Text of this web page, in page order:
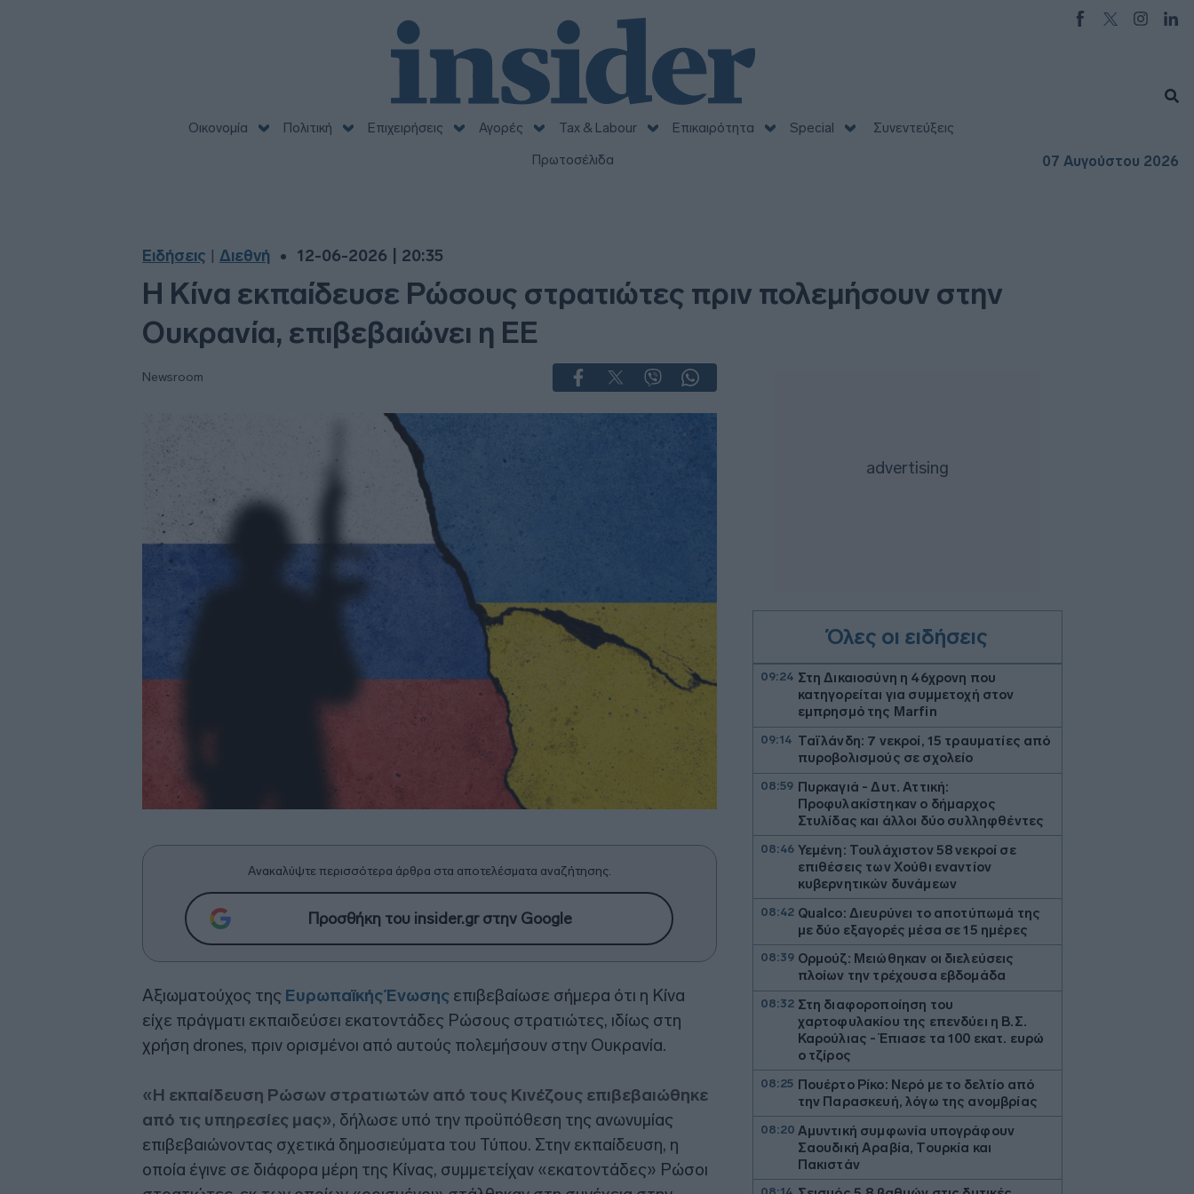
Οικονομία Πολιτική Επιχειρήσεις Αγορές Tax & Labour Επικαιρότητα Special
Συνεντεύξεις
Πρωτοσέλιδα
07 Αυγούστου 2026
Ειδήσεις Διεθνή 12-06-2026 | 20:35
Η Κίνα εκπαίδευσε Ρώσους στρατιώτες πριν πολεμήσουν στην
Ουκρανία, επιβεβαιώνει η ΕΕ
Newsroom
Ανακαλύψτε περισσότερα άρθρα στα αποτελέσματα αναζήτησης.
Προσθήκη του insider.gr στην Google
Αξιωματούχος της Ευρωπαϊκής Ένωσης επιβεβαίωσε σήμερα ότι η Κίνα
είχε πράγματι εκπαιδεύσει εκατοντάδες Ρώσους στρατιώτες, ιδίως στη
χρήση drones, πριν ορισμένοι από αυτούς πολεμήσουν στην Ουκρανία.
«Η εκπαίδευση Ρώσων στρατιωτών από τους Κινέζους επιβεβαιώθηκε
από τις υπηρεσίες μας», δήλωσε υπό την προϋπόθεση της ανωνυμίας
επιβεβαιώνοντας σχετικά δημοσιεύματα του Τύπου. Στην εκπαίδευση, η
οποία έγινε σε διάφορα μέρη της Κίνας, συμμετείχαν «εκατοντάδες» Ρώσοι
Όλες οι ειδήσεις
09:24 Στη Δικαιοσύνη η 46χρονη που
κατηγορείται για συμμετοχή στον
εμπρησμό της Marfin
09:14 Ταϊλάνδη: 7 νεκροί, 15 τραυματίες από
πυροβολισμούς σε σχολείο
08:59 Πυρκαγιά - Δυτ. Αττική:
Προφυλακίστηκαν ο δήμαρχος
Στυλίδας και άλλοι δύο συλληφθέντες
08:46 Υεμένη: Τουλάχιστον 58 νεκροί σε
επιθέσεις των Χούθι εναντίον
κυβερνητικών δυνάμεων
08:42 Qualco: Διευρύνει το αποτύπωμά της
με δύο εξαγορές μέσα σε 15 ημέρες
08:39 Ορμούζ: Μειώθηκαν οι διελεύσεις
πλοίων την τρέχουσα εβδομάδα
08:32 Στη διαφοροποίηση του
χαρτοφυλακίου της επενδύει η Β.Σ.
Καρούλιας - Έπιασε τα 100 εκατ. ευρώ
ο τζίρος
08:25 Πουέρτο Ρίκο: Νερό με το δελτίο από
την Παρασκευή, λόγω της ανομβρίας
08:20 Aμυντική συμφωνία υπογράφουν
Σαουδική Αραβία, Τουρκία και
Πακιστάν